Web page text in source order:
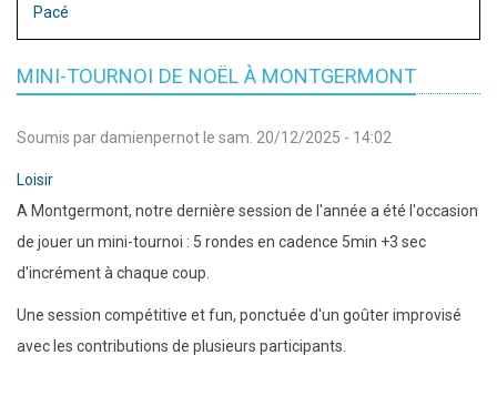
Pacé
MINI-TOURNOI DE NOËL À MONTGERMONT
Soumis par damienpernot le sam. 20/12/2025 - 14:02
Loisir
A Montgermont, notre dernière session de l'année a été l'occasion
de jouer un mini-tournoi : 5 rondes en cadence 5min +3 sec
d'incrément à chaque coup.
Une session compétitive et fun, ponctuée d'un goûter improvisé
avec les contributions de plusieurs participants.